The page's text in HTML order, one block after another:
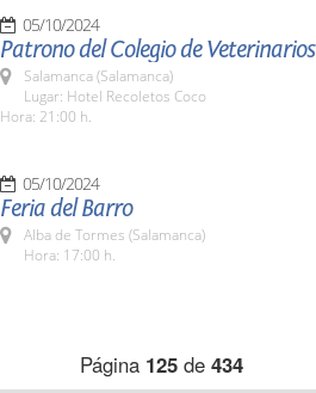
05/10/2024
Patrono del Colegio de Veterinarios
Salamanca (Salamanca)
Lugar: Hotel Recoletos Coco
Hora: 21:00 h.
05/10/2024
Feria del Barro
Alba de Tormes (Salamanca)
Hora: 17:00 h.
Página 125de 434